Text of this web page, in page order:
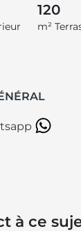
120
m²
à ce